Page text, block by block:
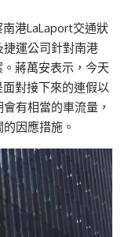
港LaLaport交通狀
運公司針對南港
蔣萬安表示，今天
對接下來的連假以
有相當的車流量，
因應措施。